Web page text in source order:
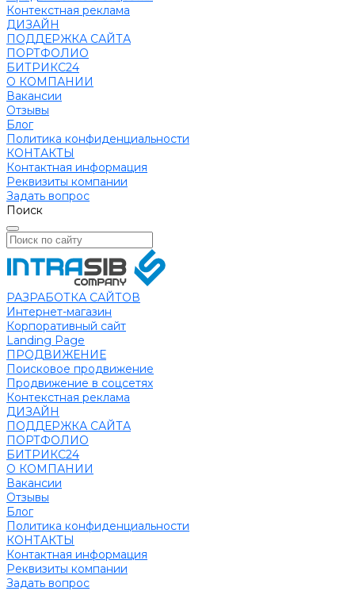
Контекстная реклама
ДИЗАЙН
ПОДДЕРЖКА САЙТА
ПОРТФОЛИО
БИТРИКС24
О КОМПАНИИ
Вакансии
Отзывы
Блог
Политика конфиденциальности
КОНТАКТЫ
Контактная информация
Реквизиты компании
Задать вопрос
Поиск
РАЗРАБОТКА САЙТОВ
Интернет-магазин
Корпоративный сайт
Landing Page
ПРОДВИЖЕНИЕ
Поисковое продвижение
Продвижение в соцсетях
Контекстная реклама
ДИЗАЙН
ПОДДЕРЖКА САЙТА
ПОРТФОЛИО
БИТРИКС24
О КОМПАНИИ
Вакансии
Отзывы
Блог
Политика конфиденциальности
КОНТАКТЫ
Контактная информация
Реквизиты компании
Задать вопрос